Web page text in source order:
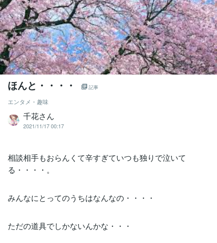
ほんと・・・・ 記事
エンタメ・趣味
千花さん
2021/11/17 00:17
相談相手もおらんくて辛すぎていつも独りで泣いて
る・・・・。
みんなにとってのうちはなんなの・・・・
ただの道具でしかないんかな・・・